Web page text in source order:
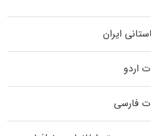
ایران
اردو
فارسی